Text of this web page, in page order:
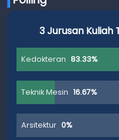
3 Jurusan
Kedokteran 83.33%
Teknik Mesin 16.67%
Arsitektur 0%